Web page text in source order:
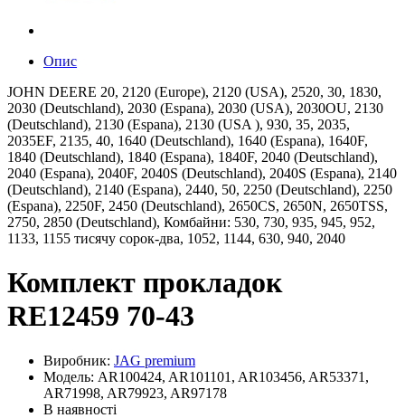
Опис
JOHN DEERE 20, 2120 (Europe), 2120 (USA), 2520, 30, 1830,
2030 (Deutschland), 2030 (Espana), 2030 (USA), 2030OU, 2130
(Deutschland), 2130 (Espana), 2130 (USA ), 930, 35, 2035,
2035EF, 2135, 40, 1640 (Deutschland), 1640 (Espana), 1640F,
1840 (Deutschland), 1840 (Espana), 1840F, 2040 (Deutschland),
2040 (Espana), 2040F, 2040S (Deutschland), 2040S (Espana), 2140
(Deutschland), 2140 (Espana), 2440, 50, 2250 (Deutschland), 2250
(Espana), 2250F, 2450 (Deutschland), 2650CS, 2650N, 2650TSS,
2750, 2850 (Deutschland), Комбайни: 530, 730, 935, 945, 952,
1133, 1155 тисячу сорок-два, 1052, 1144, 630, 940, 2040
Комплект прокладок
RE12459 70-43
Виробник: JAG premium
Модель: AR100424, AR101101, AR103456, AR53371,
AR71998, AR79923, AR97178
В наявності